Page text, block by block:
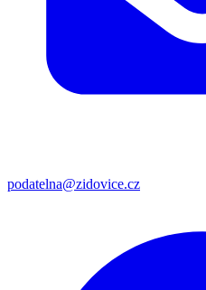
podatelna@zidovice.cz